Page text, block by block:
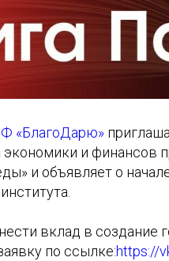
«БлагоДарю»
и финансов
и объявляет о
вклад в создание
по ссылке:https://